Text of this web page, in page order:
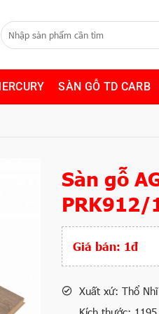
SÀN GỖ TD CARB
Sàn gỗ
PRK912/
Giá bán: 1đ
Xuất xứ: Thổ